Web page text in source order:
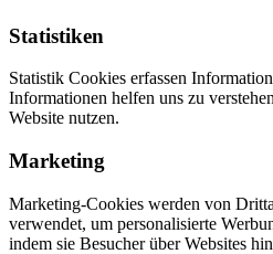
Statistiken
Statistik Cookies erfassen
Informationen helfen uns zu
Website nutzen.
Marketing
Marketing-Cookies werden von
verwendet, um personalisierte
indem sie Besucher über Websites